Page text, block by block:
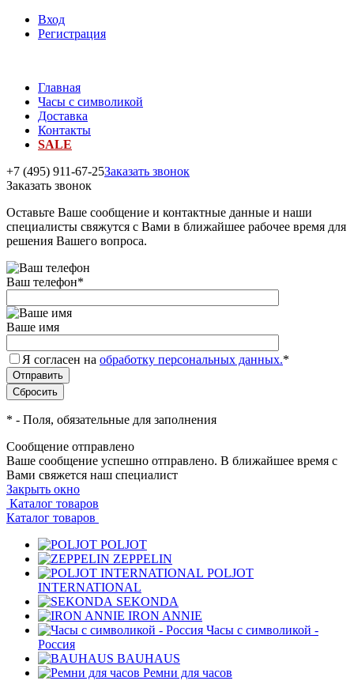
Вход
Регистрация
Главная
Часы с символикой
Доставка
Контакты
SALE
+7 (495) 911-67-25Заказать звонок
Заказать звонок
Оставьте Ваше сообщение и контактные данные и наши
специалисты свяжутся с Вами в ближайшее рабочее время для
решения Вашего вопроса.
Ваш телефон*
Ваше имя
Я согласен на обработку персональных данных.*
* - Поля, обязательные для заполнения
Сообщение отправлено
Ваше сообщение успешно отправлено. В ближайшее время с
Вами свяжется наш специалист
Закрыть окно
Каталог товаров
Каталог товаров
POLJOT
ZEPPELIN
POLJOT
INTERNATIONAL
SEKONDA
IRON ANNIE
Часы с символикой -
Россия
BAUHAUS
Ремни для часов